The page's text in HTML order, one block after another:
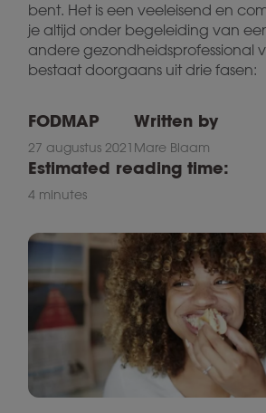
bent. Het is een veeleisend en
je altijd onder begeleiding van
andere gezondheidsprofessional
bestaat doorgaans uit drie fasen:
FODMAP
27 augustus 2021
Written by
Mare Blaam
Estimated reading time:
4 minutes